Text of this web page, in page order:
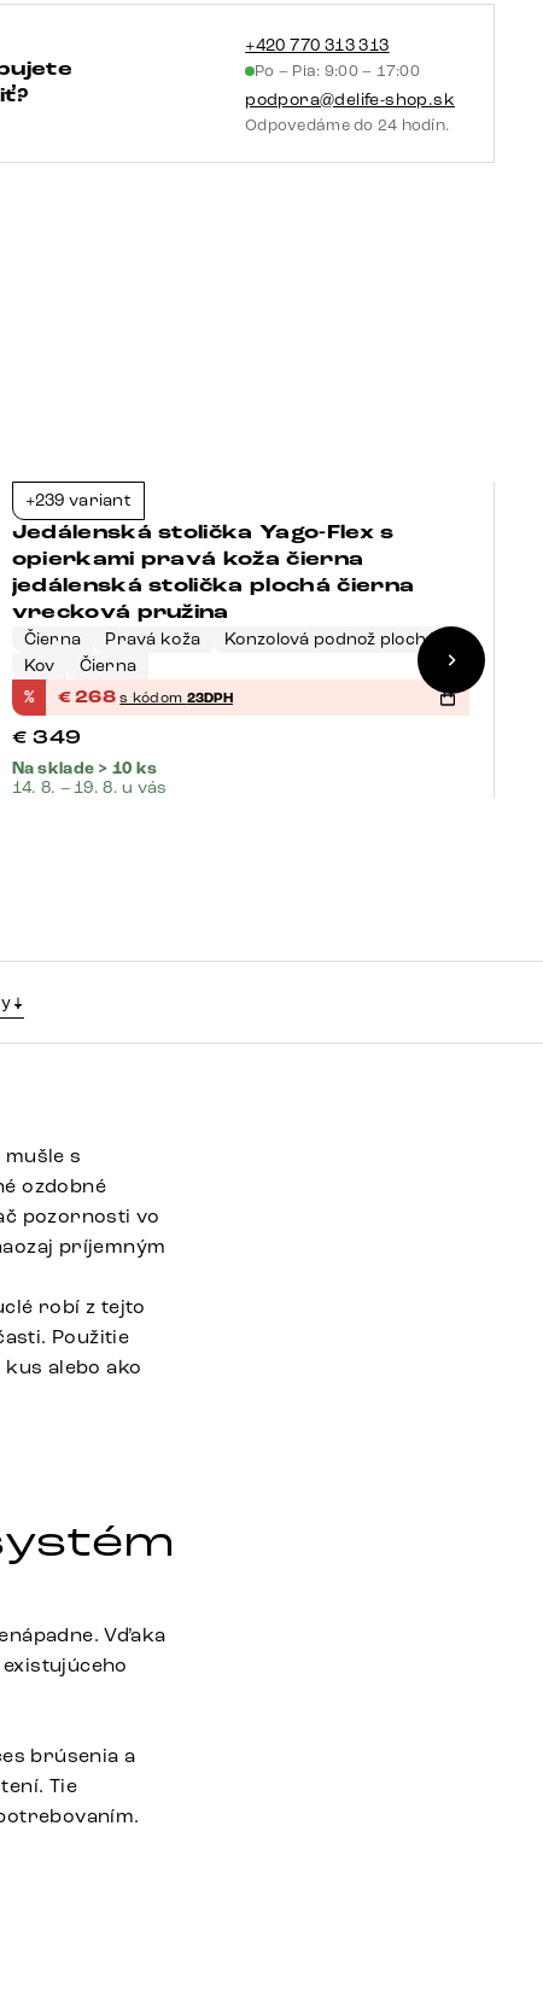
+420 770 313 313
Po – Pia: 9:00 – 17:00
podpora@delife-shop.sk
Odpovedáme do 24 hodín.
+239 variant
Jedálenská stolička Yago-Flex s
opierkami pravá koža čierna
jedálenská stolička plochá čierna
vrecková pružina
Čierna Pravá koža
Konzolová podnož plochá
Kov
Čierna
% €268 s kódom 23DPH
€ 349
Na sklade > 10 ks
14. 8. – 19. 8. u vás
s
ozdobné
pozornosti vo
príjemným
robí z tejto
Použitie
alebo ako
Vďaka
brúsenia a
Tie